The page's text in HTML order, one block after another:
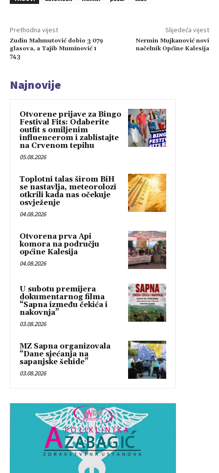
Prethodna vijest
Zudin Mahmutović dobio 3 079
glasova, a Tajib Muminović 1
743
Slijedeća vijest
Nermin Mujkanović novi
načelnik Općine Kalesija
Najnovije
Otvorene prijave za Bingo
Festival Fits: Odaberite
outfit s omiljenim
influencerom i zablistajte
na Crvenom tepihu
05.08.2026
Toplotni talas širom BiH
se nastavlja, meteorolozi
otkrili kada nas očekuje
osvježenje
04.08.2026
Otvorena prva Api
komora na području
općine Kalesija
04.08.2026
U subotu premijera
dokumentarnog filma
“Sapna između čekića i
nakovnja”
03.08.2026
MZ Sapna organizovala
“Dane sjećanja na
sapanjske šehide”
03.08.2026